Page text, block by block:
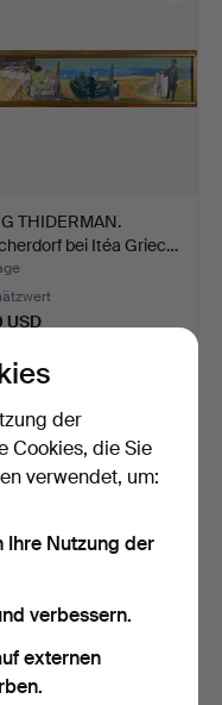
THIDERMAN.
bei Itéa Griec…
USD
PIISPANEN
1928–2020).
der
Cookies, die Sie
verwendet, um:
Ihre Nutzung der
verbessern.
externen